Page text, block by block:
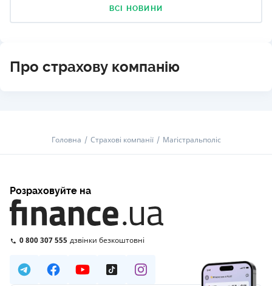
ВСІ НОВИНИ
Про страхову компанію
Головна Страхові компанії Магістральполіс
Розраховуйте на
0 800 307 555 дзвінки безкоштовні